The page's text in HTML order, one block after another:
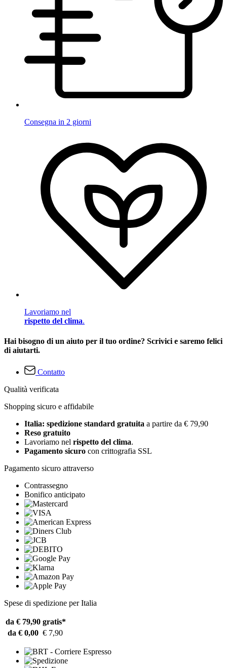
Consegna in 2 giorni
Lavoriamo nel
rispetto del clima.
Hai bisogno di un aiuto per il tuo ordine? Scrivici e saremo felici
di aiutarti.
Contatto
Qualità verificata
Shopping sicuro e affidabile
Italia: spedizione standard gratuita a partire da € 79,90
Reso gratuito
Lavoriamo nel rispetto del clima.
Pagamento sicuro con crittografia SSL
Pagamento sicuro attraverso
Contrassegno
Bonifico anticipato
Spese di spedizione per Italia
da € 79,90 gratis*
da € 0,00 € 7,90